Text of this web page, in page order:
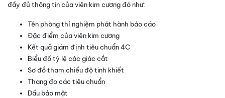
đầy đủ thông tin của viên kim cương đó như:
Tên phòng thí nghiệm phát hành báo cáo
Đặc điểm của viên kim cương
Kết quả giám định tiêu chuẩn 4C
Biểu đồ tỷ lệ các giác cắt
Sơ đồ tham chiếu độ tinh khiết
Thang đo các tiêu chuẩn
Dấu bảo mật